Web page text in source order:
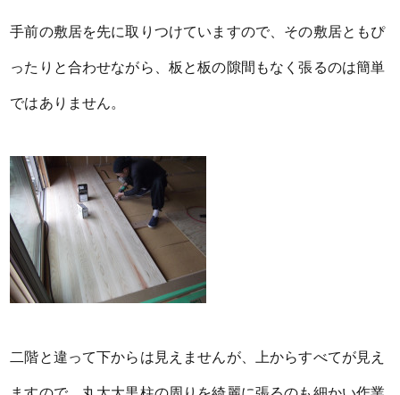
手前の敷居を先に取りつけていますので、その敷居ともぴ
ったりと合わせながら、板と板の隙間もなく張るのは簡単
ではありません。
二階と違って下からは見えませんが、上からすべてが見え